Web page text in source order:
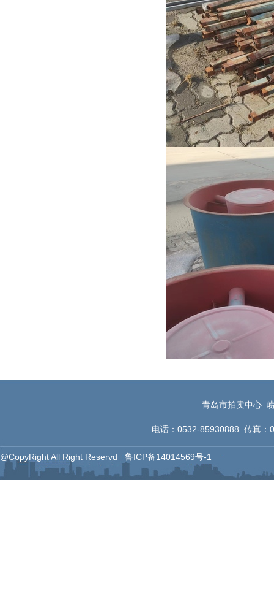
青岛市拍卖中心
电话：0532-85930888 传真：
@CopyRight All Right Reservd 鲁ICP备14014569号-1